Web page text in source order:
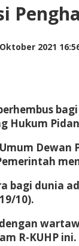
2021
Hukum
Dewan
bagi dunia
10).
R-KUHP ini.